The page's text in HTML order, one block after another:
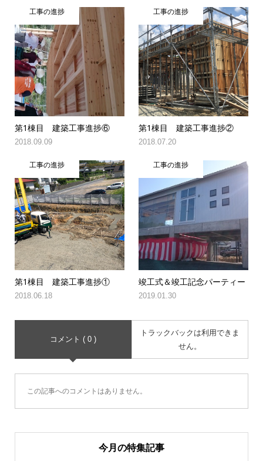
工事の進捗
第1棟目 建築工事進捗⑥
2018.09.09
工事の進捗
第1棟目 建築工事進捗②
2018.07.20
工事の進捗
第1棟目 建築工事進捗①
2018.06.18
工事の進捗
竣工式＆竣工記念パーティー
2019.01.30
コメント ( 0 )
トラックバックは利用できま
せん。
この記事へのコメントはありません。
今月の特集記事